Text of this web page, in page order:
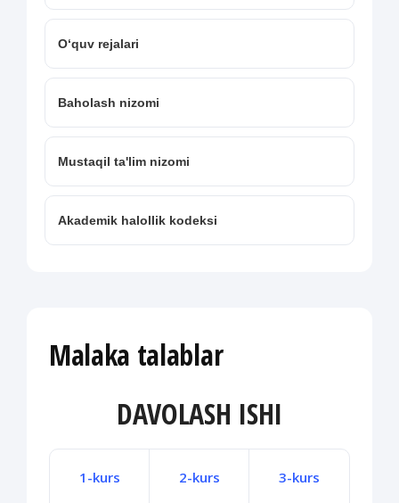
O‘quv rejalari
Baholash nizomi
Mustaqil ta'lim nizomi
Akademik halollik kodeksi
Malaka talablar
DAVOLASH ISHI
1-kurs 2-kurs 3-kurs